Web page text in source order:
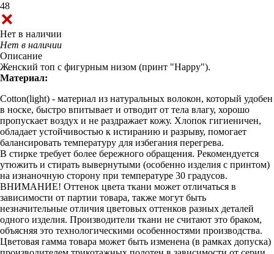
48
Нет в наличии
Нет в наличии
Описание
Женский топ с фигурным низом (принт "Happy").
Материал:
Cotton(light) - материал из натуральных волокон, который удобен
в носке, быстро впитывает и отводит от тела влагу, хорошо
пропускает воздух и не раздражает кожу. Хлопок гигиеничен,
обладает устойчивостью к истиранию и разрыву, помогает
балансировать температуру для избегания перегрева.
В стирке требует более бережного обращения. Рекомендуется
утюжить и стирать вывернутыми (особенно изделия с принтом)
на изнаночную сторону при температуре 30 градусов.
ВНИМАНИЕ! Оттенок цвета ткани может отличаться в
зависимости от партии товара, также могут быть
незначительные отличия цветовых оттенков разных деталей
одного изделия. Производители ткани не считают это браком,
объясняя это технологическими особенностями производства.
Цветовая гамма товара может быть изменена (в рамках допуска)